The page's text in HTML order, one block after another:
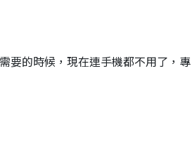
要的時候，現在連手機都不用了，專